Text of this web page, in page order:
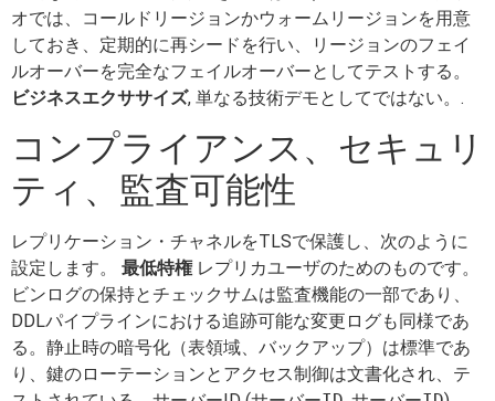
オでは、コールドリージョンかウォームリージョンを用意
しておき、定期的に再シードを行い、リージョンのフェイ
ルオーバーを完全なフェイルオーバーとしてテストする。
ビジネスエクササイズ, 単なる技術デモとしてではない。.
コンプライアンス、セキュリ
ティ、監査可能性
レプリケーション・チャネルをTLSで保護し、次のように
設定します。 最低特権レプリカユーザのためのものです。
ビンログの保持とチェックサムは監査機能の一部であり、
DDLパイプラインにおける追跡可能な変更ログも同様であ
る。静止時の暗号化（表領域、バックアップ）は標準であ
り、鍵のローテーションとアクセス制御は文書化され、テ